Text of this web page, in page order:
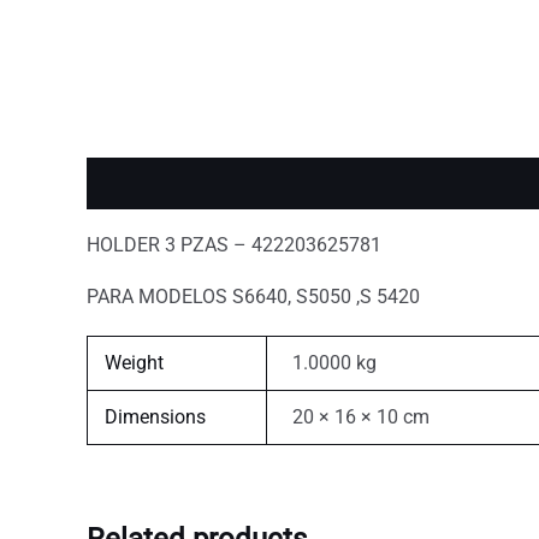
HOLDER 3 PZAS – 422203625781
PARA MODELOS S6640, S5050 ,S 5420
Weight 1.0000 kg
Dimensions 20 × 16 × 10 cm